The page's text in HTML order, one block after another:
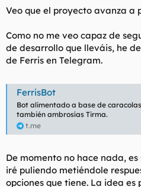
:
Veo que el proyecto avanza a
Como no me veo capaz de
de desarrollo que lleváis, he
de Ferris en Telegram.
FerrisBot
Bot alimentado a base de
también ambrosías Tirma.
t.me
De momento no hace nada,
iré puliendo metiéndole
opciones que tiene. La idea